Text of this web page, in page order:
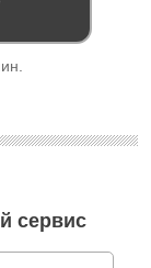
сервис